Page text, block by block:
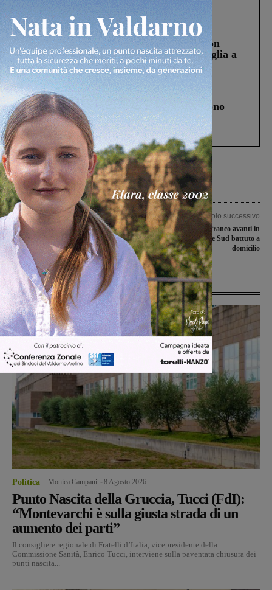
Cronaca 3 Agosto 2026
Scomparso da una struttura di Castiglion
Fiorentino l’uomo che aveva ucciso la figlia a
Levane nel 2020
Cronaca 4 Agosto 2026
Un anno fa la strage in A1 in cui morirono
Gianni, Giulia e Franco. Lo schianto, il
processo, lo stop ai sorpassi fra tir....
Articolo precedente
Digital divide nelle zone montane,
Tozzi (FdI): “Chiederò alla Regione di
convocare le aziende di telefonia”
Articolo successivo
La Fulgor Castelfranco avanti in
Coppa, Firenze Sud battuto a
domicilio
Ultime Notizie
Politica Monica Campani 8 Agosto 2026
Punto Nascita della Gruccia, Tucci (FdI):
“Montevarchi è sulla giusta strada di un
aumento dei parti”
Il consigliere regionale di Fratelli d’Italia, vicepresidente della
Commissione Sanità, Enrico Tucci, interviene sulla paventata chiusura dei
punti nascita...